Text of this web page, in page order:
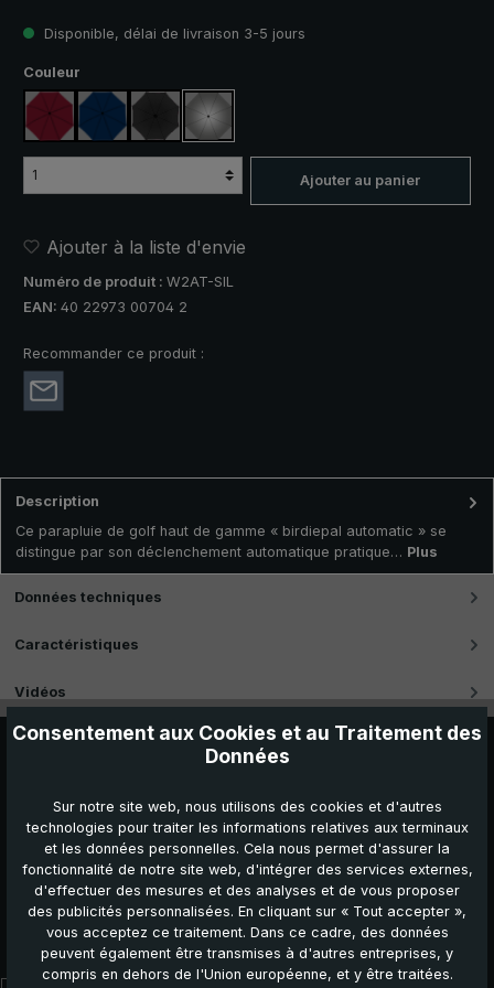
Disponible, délai de livraison 3-5 jours
Sélectionnez
Couleur
rouge vin bleu marine
noir argent, protection UV 50+
Ajouter au panier
Ajouter à la liste d'envie
Numéro de produit : W2AT-SIL
EAN: 40 22973 00704 2
Recommander ce produit :
Description
Ce parapluie de golf haut de gamme « birdiepal automatic » se
distingue par son déclenchement automatique pratique… Plus
Données techniques
Caractéristiques
Vidéos
Autres produits que vous pourriez aimer :
Consentement aux Cookies et au Traitement des
Données
Sur notre site web, nous utilisons des cookies et d'autres
technologies pour traiter les informations relatives aux terminaux
et les données personnelles. Cela nous permet d'assurer la
fonctionnalité de notre site web, d'intégrer des services externes,
d'effectuer des mesures et des analyses et de vous proposer
des publicités personnalisées. En cliquant sur « Tout accepter »,
vous acceptez ce traitement. Dans ce cadre, des données
peuvent également être transmises à d'autres entreprises, y
compris en dehors de l'Union européenne, et y être traitées.